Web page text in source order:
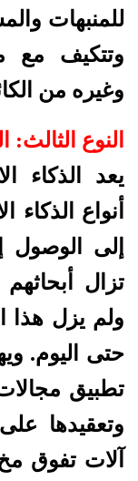
للمنبهات
وتتكيف مع
وغيره من
النوع
يعد الذكاء
أنواع
إلى الوصول
تزال
ولم يزل هذا
حتى اليوم.
تطبيق مجالات
وتعقيدها
آلات تفوق مخ